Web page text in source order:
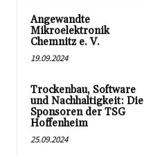
Angewandte
Mikroelektronik
Chemnitz e. V.
19.09.2024
Trockenbau, Software
und Nachhaltigkeit: Die
Sponsoren der TSG
Hoffenheim
25.09.2024